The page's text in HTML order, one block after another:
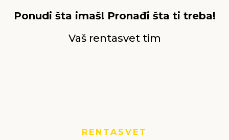
Ponudi šta imaš! Pronađi šta ti treba!
Vaš rentasvet tim
RENTASVET